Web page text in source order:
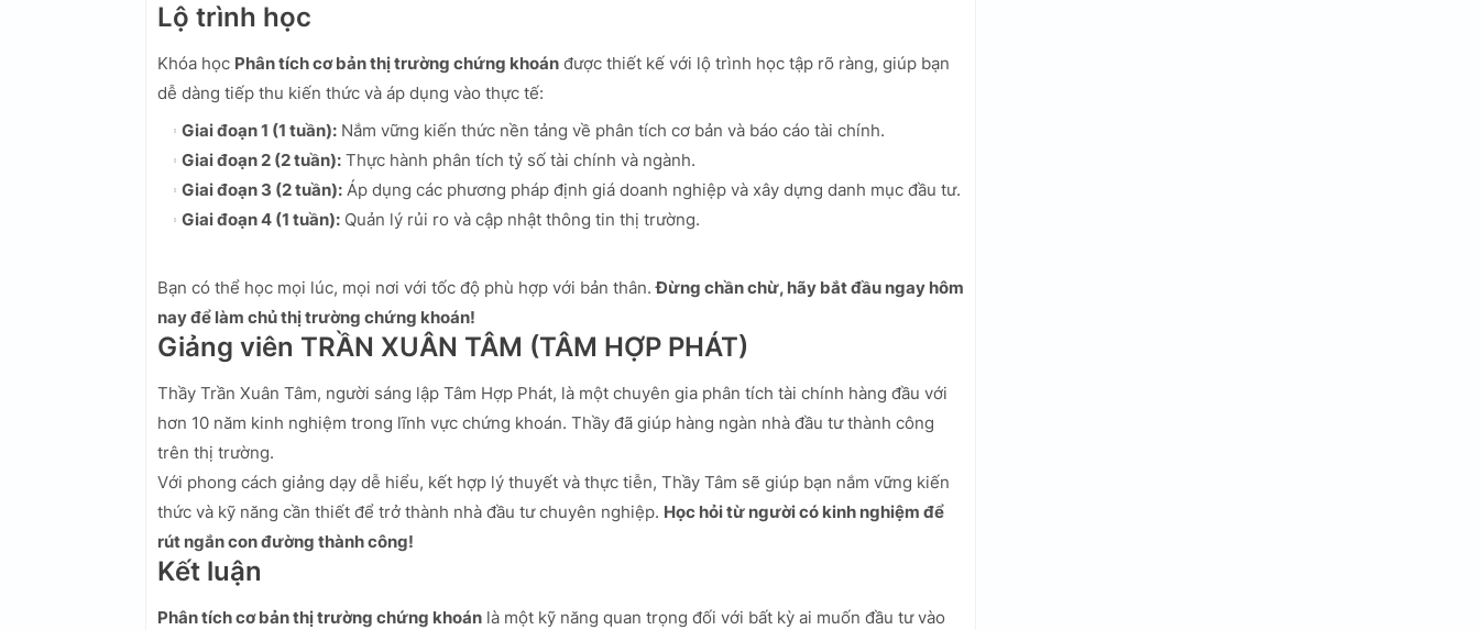
Lộ trình học
Khóa học Phân tích cơ bản thị trường chứng khoán được thiết kế với lộ trình học tập rõ ràng, giúp bạn
dễ dàng tiếp thu kiến thức và áp dụng vào thực tế:
Giai đoạn 1 (1 tuần): Nắm vững kiến thức nền tảng về phân tích cơ bản và báo cáo tài chính.
Giai đoạn 2 (2 tuần): Thực hành phân tích tỷ số tài chính và ngành.
Giai đoạn 3 (2 tuần): Áp dụng các phương pháp định giá doanh nghiệp và xây dựng danh mục đầu tư.
Giai đoạn 4 (1 tuần): Quản lý rủi ro và cập nhật thông tin thị trường.
Bạn có thể học mọi lúc, mọi nơi với tốc độ phù hợp với bản thân.Đừng chần chừ, hãy bắt đầu ngay hôm
nay để làm chủ thị trường chứng khoán!
Giảng viên TRẦN XUÂN TÂM (TÂM HỢP PHÁT)
Thầy Trần Xuân Tâm, người sáng lập Tâm Hợp Phát, là một chuyên gia phân tích tài chính hàng đầu với
hơn 10 năm kinh nghiệm trong lĩnh vực chứng khoán. Thầy đã giúp hàng ngàn nhà đầu tư thành công
trên thị trường.
Với phong cách giảng dạy dễ hiểu, kết hợp lý thuyết và thực tiễn, Thầy Tâm sẽ giúp bạn nắm vững kiến
thức và kỹ năng cần thiết để trở thành nhà đầu tư chuyên nghiệp. Học hỏi từ người có kinh nghiệm để
rút ngắn con đường thành công!
Kết luận
Phân tích cơ bản thị trường chứng khoán là một kỹ năng quan trọng đối với bất kỳ ai muốn đầu tư vào